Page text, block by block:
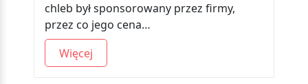
chleb był sponsorowany przez firmy,
przez co jego cena…
Więcej